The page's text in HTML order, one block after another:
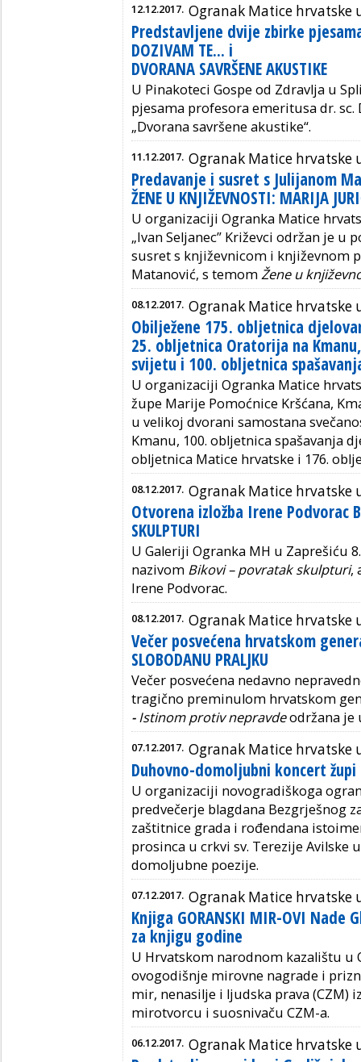
12.12.2017. Ogranak Matice hrvatske
Predstavljene dvije zbirke
DOZIVAM TE... i
DVORANA SAVRŠENE AKUSTIKE
U Pinakoteci Gospe od Zdravlja u
pjesama profesora emeritusa dr. sc.
„Dvorana savršene akustike“.
11.12.2017. Ogranak Matice hrvatske
Predavanje i susret s Julijanom
ŽENE U KNJIŽEVNOSTI: MARIJA
U organizaciji Ogranka Matice
„Ivan Seljanec” Križevci održan je u
susret s književnicom i književnom
Matanović, s temomŽene u
08.12.2017. Ogranak Matice hrvatske
Obilježene 175. obljetnica
25. obljetnica Oratorija na
svijetu i 100. obljetnica
U organizaciji Ogranka Matice
župe Marije Pomoćnice Kršćana,
u velikoj dvorani samostana
Kmanu, 100. obljetnica spašavanja
obljetnica Matice hrvatske i 176.
08.12.2017. Ogranak Matice hrvatske
Otvorena izložba Irene Podvorac
SKULPTURI
U Galeriji Ogranka MH u Zaprešiću
nazivom Bikovi – povratak skulpturi,
Irene Podvorac.
08.12.2017. Ogranak Matice hrvatske
Večer posvećena hrvatskom
SLOBODANU PRALJKU
Večer posvećena nedavno
tragično preminulom hrvatskom
-Istinom protiv nepravdeodržana je
07.12.2017. Ogranak Matice hrvatske
Duhovno-domoljubni koncert
U organizaciji novogradiškoga
predvečerje blagdana Bezgrješnog
zaštitnice grada i rođendana
prosinca u crkvi sv. Terezije Avilske
domoljubne poezije.
07.12.2017. Ogranak Matice hrvatske
Knjiga GORANSKI MIR-OVI Nade
za knjigu godine
U Hrvatskom narodnom kazalištu u
ovogodišnje mirovne nagrade i
mir, nenasilje i ljudska prava (CZM)
mirotvorcu i suosnivaču CZM-a.
06.12.2017. Ogranak Matice hrvatske